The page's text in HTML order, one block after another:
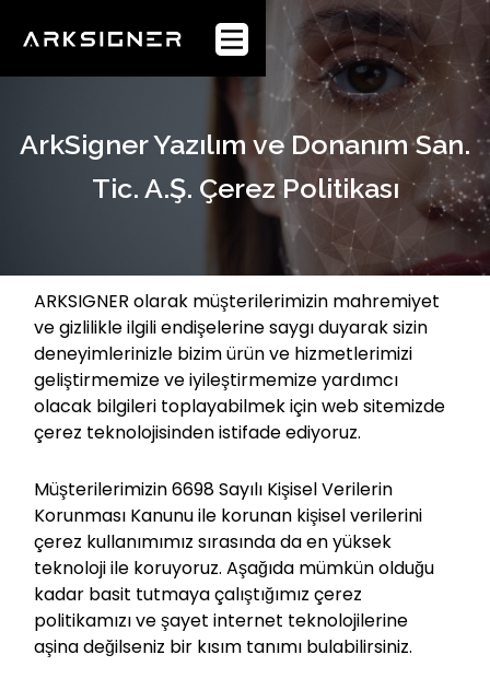
Anasayfa
Sektörler
Müşteriler
Blog
WhitePaper
İletişim
İNDİR
—
ücretsiz
ArkSigner Yazılım ve Donanım San.
Tic. A.Ş. Çerez Politikası
ARKSIGNER olarak müşterilerimizin mahremiyet
ve gizlilikle ilgili endişelerine saygı duyarak sizin
deneyimlerinizle bizim ürün ve hizmetlerimizi
geliştirmemize ve iyileştirmemize yardımcı
olacak bilgileri toplayabilmek için web sitemizde
çerez teknolojisinden istifade ediyoruz.
Müşterilerimizin 6698 Sayılı Kişisel Verilerin
Korunması Kanunu ile korunan kişisel verilerini
çerez kullanımımız sırasında da en yüksek
teknoloji ile koruyoruz. Aşağıda mümkün olduğu
kadar basit tutmaya çalıştığımız çerez
politikamızı ve şayet internet teknolojilerine
aşina değilseniz bir kısım tanımı bulabilirsiniz.